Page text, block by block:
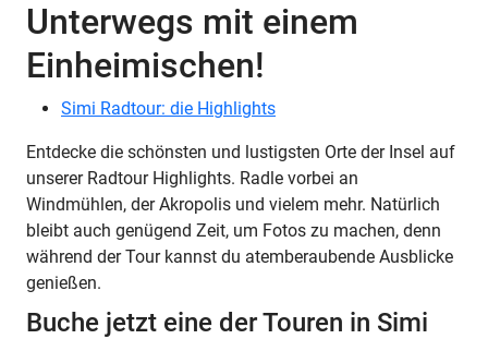
Unterwegs mit einem
Einheimischen!
Simi Radtour: die Highlights
Entdecke die schönsten und lustigsten Orte der Insel auf
unserer Radtour Highlights. Radle vorbei an
Windmühlen, der Akropolis und vielem mehr. Natürlich
bleibt auch genügend Zeit, um Fotos zu machen, denn
während der Tour kannst du atemberaubende Ausblicke
genießen.
Buche jetzt eine der Touren in Simi